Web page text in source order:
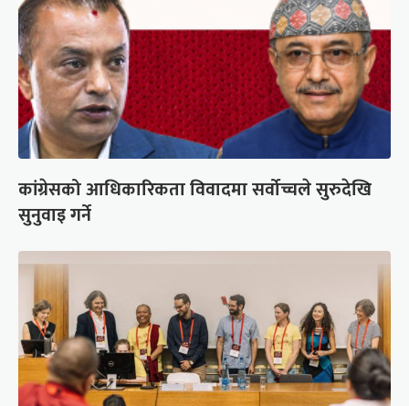
कांग्रेसको आधिकारिकता विवादमा सर्वोच्चले सुरुदेखि
सुनुवाइ गर्ने